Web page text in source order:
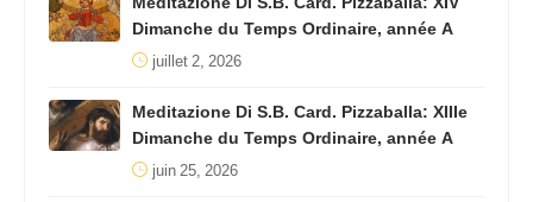
Dimanche du Temps Ordinaire, année A
juillet 2, 2026
Meditazione Di S.B. Card. Pizzaballa: XIIIe
Dimanche du Temps Ordinaire, année A
juin 25, 2026